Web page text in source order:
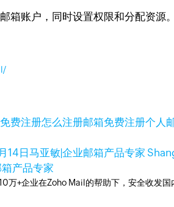
箱账户，同时设置权限和分配资源
费注册怎么注册邮箱免费注册个人
14日马亚敏|企业邮箱产品专家
产品专家
万+企业在Zoho Mail的帮助下，安全收发国